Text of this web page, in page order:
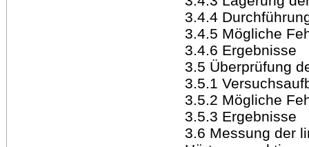
3.4.4
3.4.5 Mögliche
3.4.6 Ergebnisse
3.5 Überprüfung
3.5.1
3.5.2 Mögliche
3.5.3 Ergebnisse
3.6 Messung der